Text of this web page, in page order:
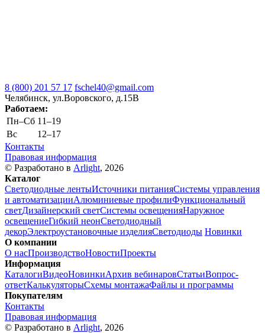
8 (800) 201 57 17 fschel40@gmail.com
Челябинск, ул.Воровского, д.15В
Работаем:
Пн–Cб 11–19
Вс
12–17
Контакты
Правовая информация
© Разработано в Arlight, 2026
Каталог
Светодиодные лентыИсточники питанияСистемы управления
и автоматизацииАлюминиевые профилиФункциональный
светДизайнерский светСистемы освещенияНаружное
освещениеГибкий неонСветодиодный
декорЭлектроустановочные изделияСветодиоды Новинки
О компании
О насПроизводствоНовостиПроекты
Информация
КаталогиВидеоНовинкиАрхив вебинаровСтатьиВопрос-
ответКалькуляторыСхемы монтажаФайлы и программы
Покупателям
Контакты
Правовая информация
© Разработано в Arlight, 2026